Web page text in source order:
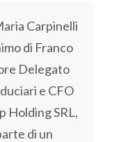
Carpinelli
di Franco
Delegato
e CFO
Holding SRL,
di un